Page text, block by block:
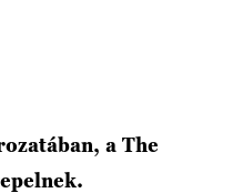
a The